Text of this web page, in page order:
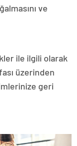
ve
ile ilgili olarak
üzerinden
geri